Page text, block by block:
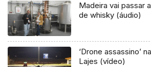
Madeira vai passar
de whisky (áudio)
‘Drone assassino’
Lajes (vídeo)